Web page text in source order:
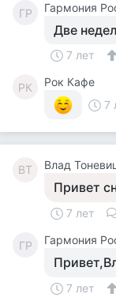
ГР Гармония
Две
7 лет
РК
Рок Кафе
7
ВТ Влад
Привет
7 лет
ГР Гармония
7 лет